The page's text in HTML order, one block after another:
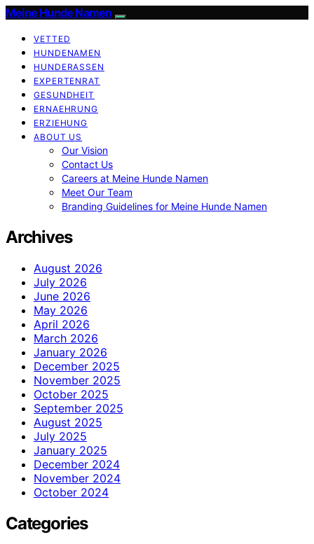
Meine Hunde Namen
VETTED
HUNDENAMEN
HUNDERASSEN
EXPERTENRAT
GESUNDHEIT
ERNAEHRUNG
ERZIEHUNG
ABOUT US
Our Vision
Contact Us
Careers at Meine Hunde Namen
Meet Our Team
Branding Guidelines for Meine Hunde Namen
Archives
August 2026
July 2026
June 2026
May 2026
April 2026
March 2026
January 2026
December 2025
November 2025
October 2025
September 2025
August 2025
July 2025
January 2025
December 2024
November 2024
October 2024
Categories